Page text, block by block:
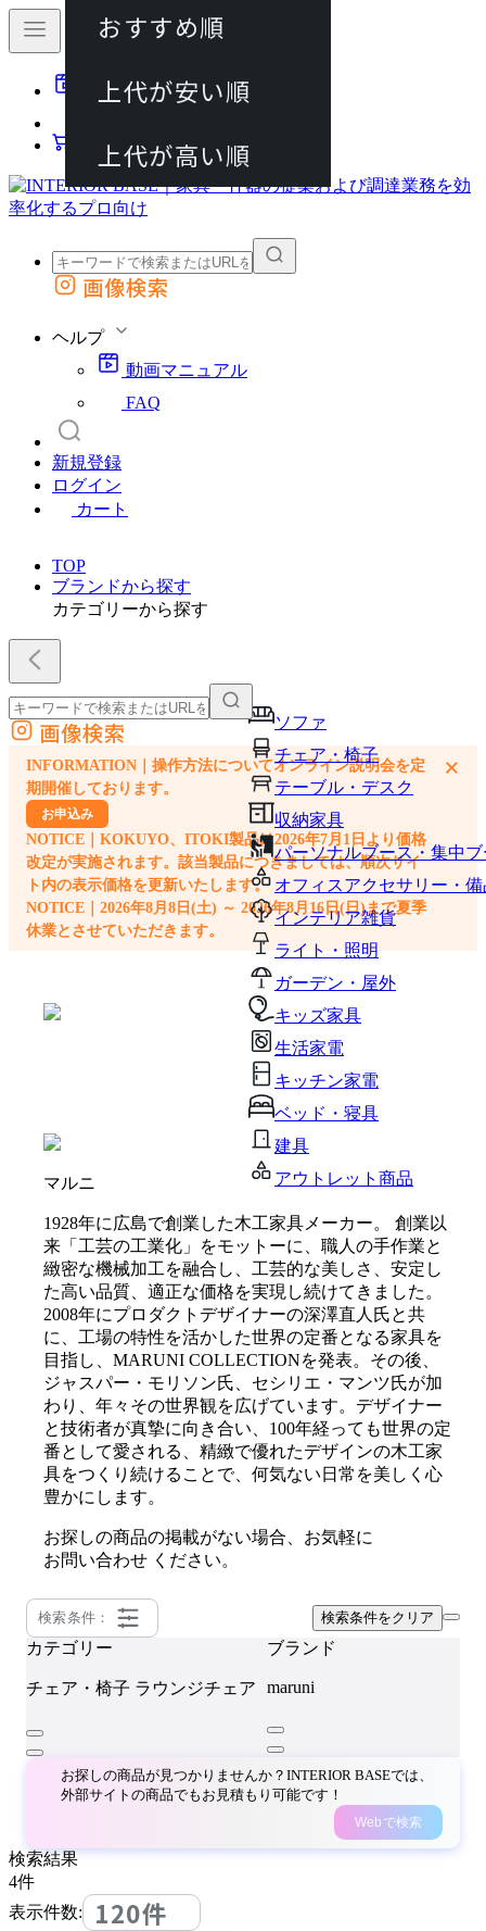
動画マニュアル
カート
外部サイトの商品をカートに追加
画像検索
ヘルプ
動画マニュアル
FAQ
新規登録
ログイン
カート
TOP
ブランドから探す
カテゴリーから探す
ソファ
チェア・椅子
テーブル・デスク
収納家具
パーソナルブース・集中
オフィスアクセサリー・備
インテリア雑貨
ライト・照明
ガーデン・屋外
キッズ家具
生活家電
キッチン家電
ベッド・寝具
建具
アウトレット商品
外部サイトの商品をカートに追加
他のサイトで見つけた商品ページのURLを貼り付けて、カートに追加できます
画像検索
INFORMATION｜操作方法についてオンライン説明会を定
期開催しております。
お申込み
NOTICE｜KOKUYO、ITOKI製品は2026年7月1日より価格
改定が実施されます。該当製品につきましては、順次サイ
ト内の表示価格を更新いたします。
NOTICE｜2026年8月8日(土) ～ 2026年8月16日(日)まで夏季
休業とさせていただきます。
×
マルニ
1928年に広島で創業した木工家具メーカー。 創業以
来「工芸の工業化」をモットーに、職人の手作業と
緻密な機械加工を融合し、工芸的な美しさ、安定し
た高い品質、適正な価格を実現し続けてきました。
2008年にプロダクトデザイナーの深澤直人氏と共
に、工場の特性を活かした世界の定番となる家具を
目指し、MARUNI COLLECTIONを発表。その後、
ジャスパー・モリソン氏、セシリエ・マンツ氏が加
わり、年々その世界観を広げています。デザイナー
と技術者が真摯に向き合い、100年経っても世界の定
番として愛される、精緻で優れたデザインの木工家
具をつくり続けることで、何気ない日常を美しく心
豊かにします。
お探しの商品の掲載がない場合、お気軽に
お問い合わせ ください。
検索条件： 検索条件をクリア
カテゴリー
チェア・椅子 ラウンジチェア
ブランド
maruni
お探しの商品が見つかりませんか？INTERIOR BASEでは、
外部サイトの商品でもお見積もり可能です！
Webで検索
検索結果
4件
表示件数:
120件
おすすめ順
上代が安い順
上代が高い順